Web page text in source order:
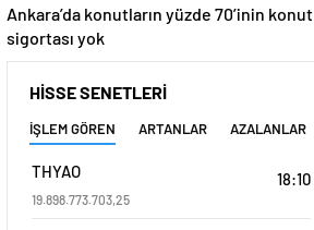
Ankara’da konutların yüzde 70’inin konut
sigortası yok
HİSSE SENETLERİ
İŞLEM GÖREN ARTANLAR AZALANLAR
THYAO
19.898.773.703,25
18:10